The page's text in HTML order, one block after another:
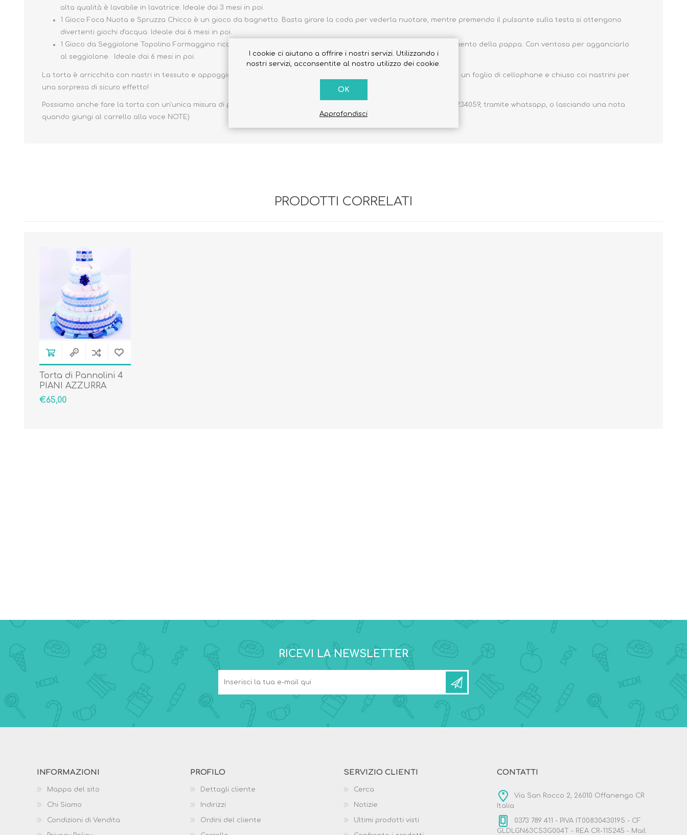
alta qualità è lavabile in lavatrice. Ideale dai 3 mesi in poi.
1 Gioco Foca Nuota e Spruzza Chicco è un gioco da bagnetto. Basta girare la coda per vederla nuotare, mentre premendo il pulsante sulla testa si ottengono
divertenti giochi d'acqua. Ideale dai 6 mesi in poi.
1 Gioco da Seggiolone Topolino Formaggino ricco di attività manuali per intrattenere e il bambino durante il momento della pappa. Con ventosa per agganciarlo
al seggiolone. Ideale dai 6 mesi in poi.
La torta è arricchita con nastri in tessuto e appoggia su un vassoio dorato e un coloratissimo sottotorta. E' avvolta in un foglio di cellophane e chiuso coi nastrini per
una sorpresa di sicuro effetto!
Possiamo anche fare la torta con un'unica misura di pannolini contattaci e ti accontenteremo (al nostro numero 3387234059, tramite whatsapp, o lasciando una nota
quando giungi al carrello alla voce NOTE)
PRODOTTI CORRELATI
Torta di Pannolini 4
PIANI AZZURRA
€65,00
RICEVI LA NEWSLETTER
INFORMAZIONI
Mappa del sito
Chi Siamo
Condizioni di Vendita
PROFILO
Dettagli cliente
Indirizzi
Ordini del cliente
SERVIZIO CLIENTI
Cerca
Notizie
Ultimi prodotti visti
CONTATTI
Via San Rocco 2, 26010 Offanengo CR
Italia
0373 789 411 - PIVA IT00830430195 - CF
GLDLGN63C53G004T - REA CR-115245 - Mail:
I cookie ci aiutano a offrire i nostri servizi. Utilizzando i
nostri servizi, acconsentite al nostro utilizzo dei cookie.
OK
Approfondisci